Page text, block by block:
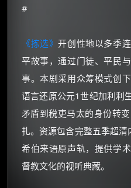
#
《拣选》开创性地以多季
平故事，通过门徒、平民
事。本剧采用众筹模式创
语言还原公元1世纪加利利
矛盾到税吏马太的身份转
扎。资源包含完整五季超
希伯来语原声轨，提供学
督教文化的视听典藏。